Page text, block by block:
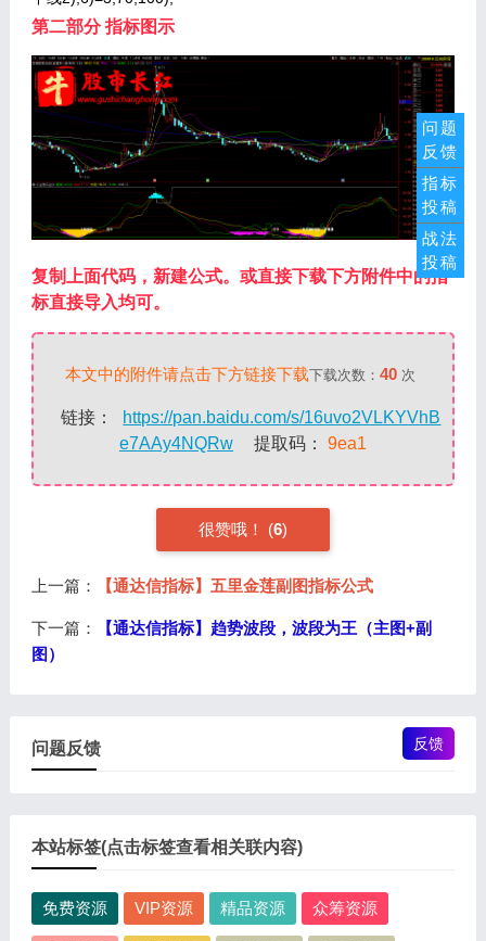
第二部分 指标图示
复制上面代码，新建公式。或直接下载下方附件中的指
标直接导入均可。
本文中的附件请点击下方链接下载下载次数： 40次
链接：
https://pan.baidu.com/s/16uvo2VLKYVhB
e7AAy4NQRw
提取码： 9ea1
很赞哦！ (6)
上一篇： 【通达信指标】五里金莲副图指标公式
下一篇：
【通达信指标】趋势波段，波段为王（主图+副
图）
问题反馈 反馈
本站标签(点击标签查看相关联内容)
免费资源 VIP资源 精品资源 众筹资源
问题
反馈
指标
投稿
战法
投稿